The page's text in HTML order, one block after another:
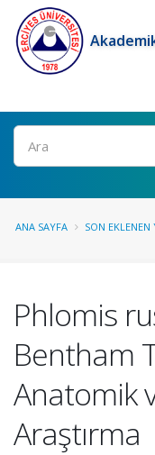
Ara
ANA SAYFA SON EKLENEN
Phlomis
Bentham
Anatomik
Araştırma